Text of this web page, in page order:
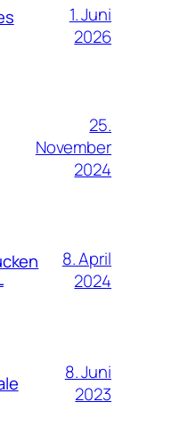
1. Juni
2026
25.
November
2024
8. April
2024
8. Juni
2023